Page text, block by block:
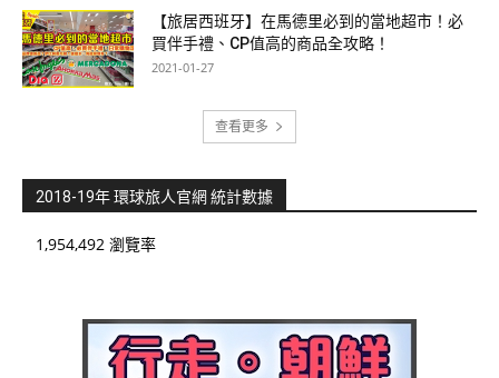
【旅居西班牙】在馬德里必到的當地超市！必
買伴手禮、CP值高的商品全攻略！
2021-01-27
查看更多
2018-19年 環球旅人官網 統計數據
1,954,492 瀏覽率